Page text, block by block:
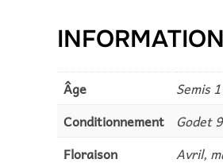
Âge
Semis
Conditionnement
Godet
Floraison
Avril,